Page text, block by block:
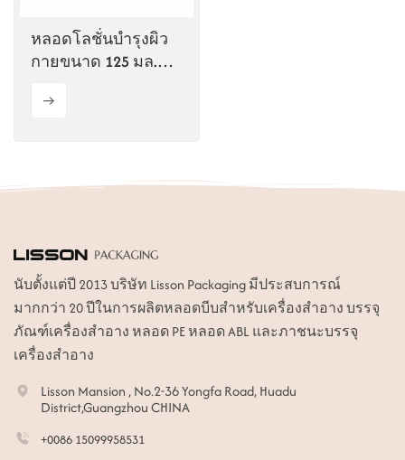
หลอดโลชั่นบำรุงผิว
กายขนาด 125 มล.
นับตั้งแต่ปี 2013 บริษัท Lisson Packaging มีประสบการณ์
มากกว่า 20 ปีในการผลิตหลอดบีบสำหรับเครื่องสำอาง บรรจุ
ภัณฑ์เครื่องสำอาง หลอด PE หลอด ABL และภาชนะบรรจุ
เครื่องสำอาง
Lisson Mansion , No.2-36 Yongfa Road, Huadu
District,Guangzhou CHINA
+0086 15099958531